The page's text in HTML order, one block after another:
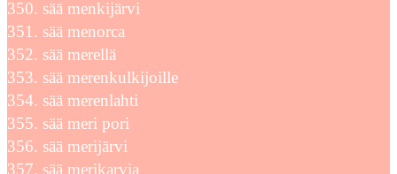
sää menkijärvi
sää menorca
sää merellä
sää merenkulkijoille
sää merenlahti
sää meri pori
sää merijärvi
sää merikarvia